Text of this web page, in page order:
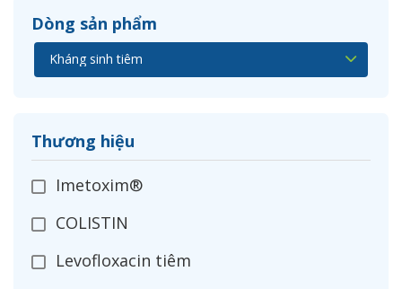
Dòng sản phẩm
Thương hiệu
Imetoxim®
COLISTIN
Levofloxacin tiêm